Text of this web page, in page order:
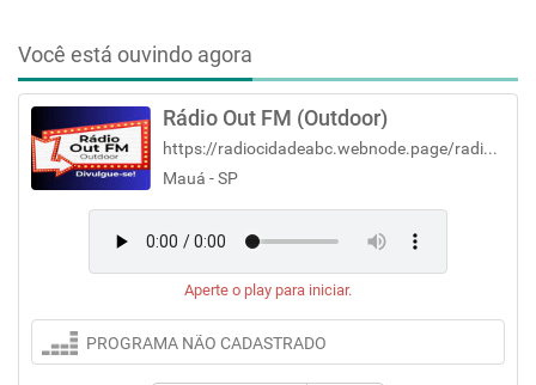
Você está ouvindo agora
Rádio Out FM (Outdoor)
https://radiocidadeabc.webnode.page/radiooutfm/
Mauá - SP
Aperte o play para iniciar.
PROGRAMA NÃO CADASTRADO